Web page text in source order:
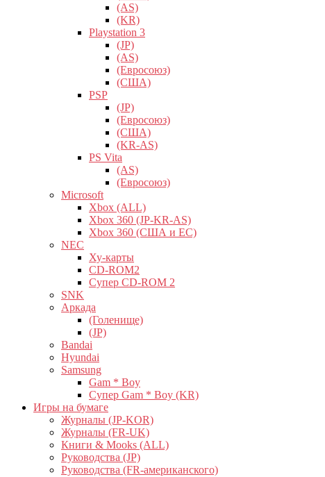
(AS)
(KR)
Playstation 3
(JP)
(AS)
(Евросоюз)
(США)
PSP
(JP)
(Евросоюз)
(США)
(KR-AS)
PS Vita
(AS)
(Евросоюз)
Microsoft
Xbox (ALL)
Xbox 360 (JP-KR-AS)
Xbox 360 (США и ЕС)
NEC
Ху-карты
CD-ROM2
Супер CD-ROM 2
SNK
Аркада
(Голенище)
(JP)
Bandai
Hyundai
Samsung
Gam * Boy
Супер Gam * Boy (KR)
Игры на бумаге
Журналы (JP-KOR)
Журналы (FR-UK)
Книги & Mooks (ALL)
Руководства (JP)
Руководства (FR-американского)